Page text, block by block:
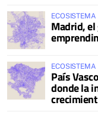
ECOSISTEMA
Madrid,
ECOSISTEMA
País
donde la